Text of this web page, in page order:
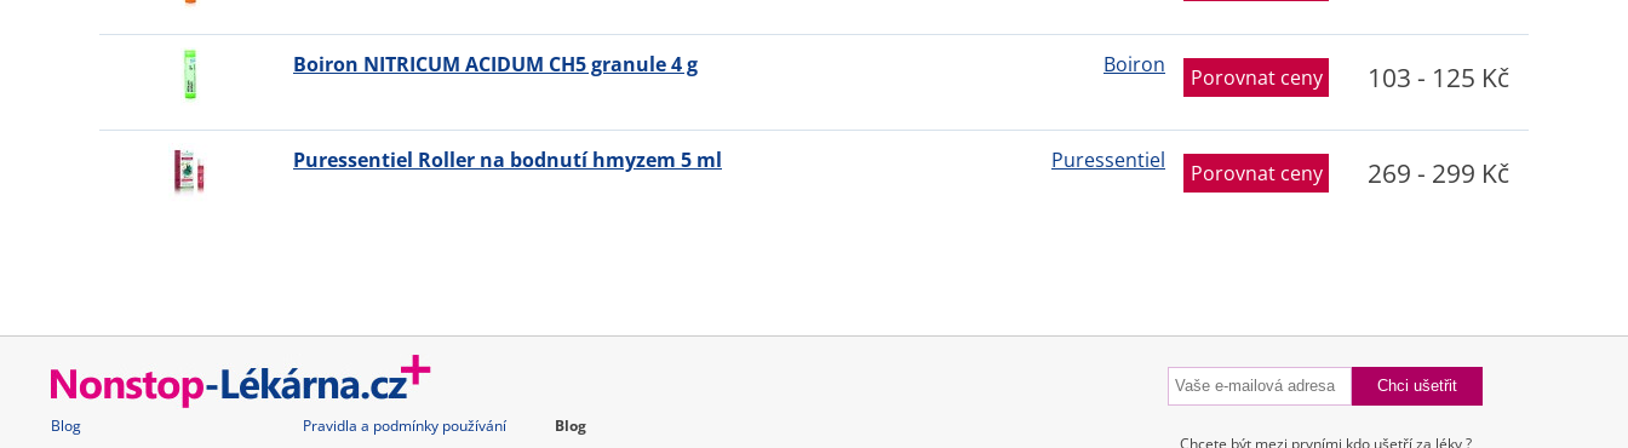
Boiron NITRICUM ACIDUM CH5 granule 4 g Boiron Porovnat ceny 103 - 125 Kč
Puressentiel Roller na bodnutí hmyzem 5 ml Puressentiel Porovnat ceny 269 - 299 Kč
Blog
Pravidla a podmínky používání
Blog
Chcete být mezi prvními kdo ušetří za léky ?